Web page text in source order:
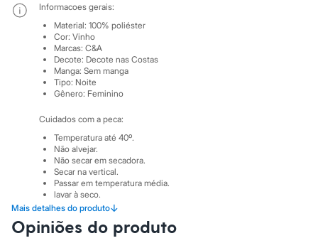
Sapatilhas
Tênis
Marcas
Clock House
Mindset
Sawary
Yessica
Acessórios
Blusas
Calçados
Leggings
Shorts e Bermudas
Moda íntima
Calcinhas
Cintas e Modeladores
Meias
Mais detalhes do produto↓
Informacoes gerais:
Material: 100% poliéster
Cor: Vinho
Marcas: C&A
Decote: Decote nas Costas
Manga: Sem manga
Tipo: Noite
Gênero: Feminino
Cuidados com a peca:
Temperatura até 40º.
Não alvejar.
Não secar em secadora.
Secar na vertical.
Passar em temperatura média.
lavar à seco.
Opiniões do produto